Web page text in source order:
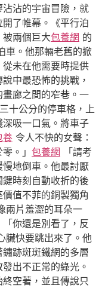
沾的宇宙冒險，就
了帷幕。《平行泊
兩個巨大包養網 的
車。他那輛老舊的掀
未在他需要時提供
中最恐怖的挑戰，
廊之間的窄巷。一
十公分的停車格，上
吸一口氣。將車子
養 令人不快的女聲：
。」 包養網 「請考
地倒車。他最討厭
時刻自動收折的後
值不菲的銅製獨角
兩片羞澀的耳朵一
你還是別看了，反
臟快要跳出來了。他
跡斑斑鐵網的多層
出不正常的綠光。
空著，並且傳說只